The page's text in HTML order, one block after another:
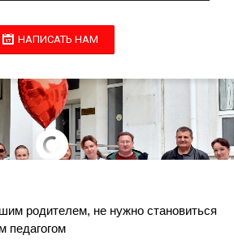
НАПИСАТЬ НАМ
родителем, не нужно становиться
педагогом